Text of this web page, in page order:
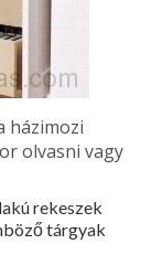
házimozi
olvasni vagy
rekeszek
tárgyak